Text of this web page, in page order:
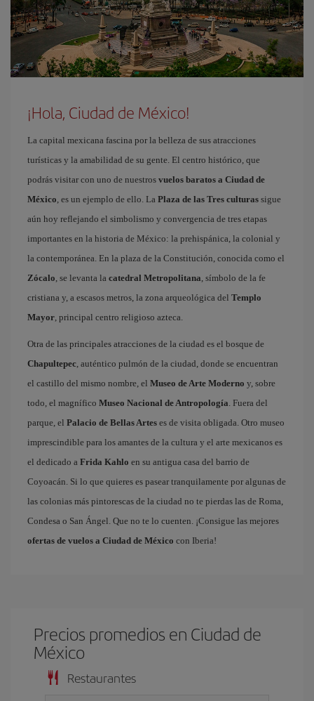
¡Hola, Ciudad de México!
La capital mexicana fascina por la belleza de sus atracciones
turísticas y la amabilidad de su gente. El centro histórico, que
podrás visitar con uno de nuestros vuelos baratos a Ciudad de
México, es un ejemplo de ello. La Plaza de las Tres culturas sigue
aún hoy reflejando el simbolismo y convergencia de tres etapas
importantes en la historia de México: la prehispánica, la colonial y
la contemporánea. En la plaza de la Constitución, conocida como el
Zócalo, se levanta la catedral Metropolitana, símbolo de la fe
cristiana y, a escasos metros, la zona arqueológica del Templo
Mayor, principal centro religioso azteca.
Otra de las principales atracciones de la ciudad es el bosque de
Chapultepec, auténtico pulmón de la ciudad, donde se encuentran
el castillo del mismo nombre, el Museo de Arte Moderno y, sobre
todo, el magnífico Museo Nacional de Antropología. Fuera del
parque, el Palacio de Bellas Artes es de visita obligada. Otro museo
imprescindible para los amantes de la cultura y el arte mexicanos es
el dedicado a Frida Kahlo en su antigua casa del barrio de
Coyoacán. Si lo que quieres es pasear tranquilamente por algunas de
las colonias más pintorescas de la ciudad no te pierdas las de Roma,
Condesa o San Ángel. Que no te lo cuenten. ¡Consigue las mejores
ofertas de vuelos a Ciudad de México con Iberia!
Precios promedios en Ciudad de
México
Restaurantes